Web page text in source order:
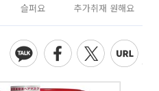
슬퍼요 추가취재 원해요